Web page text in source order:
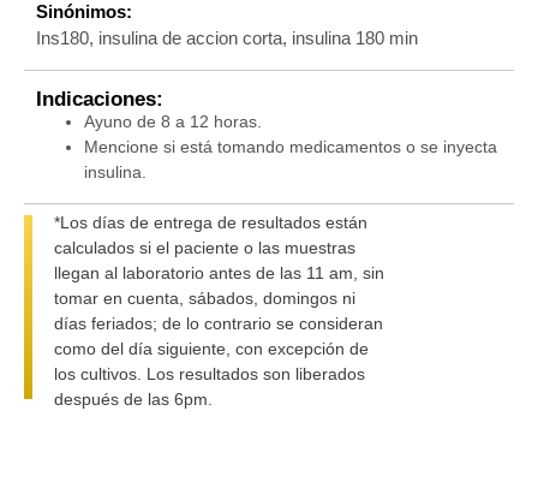
Sinónimos:
Ins180, insulina de accion corta, insulina 180 min
Indicaciones:
Ayuno de 8 a 12 horas.
Mencione si está tomando medicamentos o se inyecta
insulina.
*Los días de entrega de resultados están
calculados si el paciente o las muestras
llegan al laboratorio antes de las 11 am, sin
tomar en cuenta, sábados, domingos ni
días feriados; de lo contrario se consideran
como del día siguiente, con excepción de
los cultivos. Los resultados son liberados
después de las 6pm.